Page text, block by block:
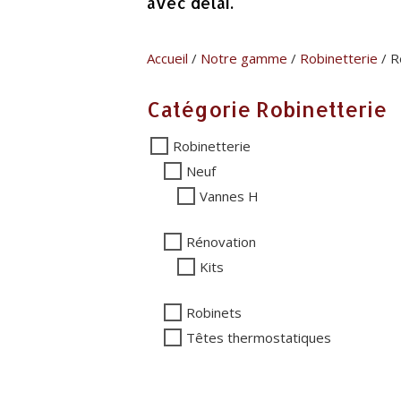
Accueil / Notre gamme / Robinetterie /
Catégorie Robinetterie
Robinetterie
Neuf
Vannes H
Rénovation
Kits
Robinets
Têtes thermostatiques